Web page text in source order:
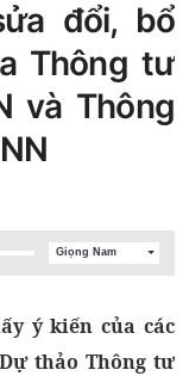
đổi, bổ
Thông tư
và Thông
Giọng Nam
ý kiến của các
thảo Thông tư